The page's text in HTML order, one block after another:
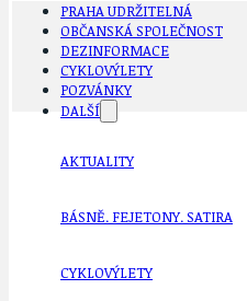
PRAHA UDRŽITELNÁ
OBČANSKÁ SPOLEČNOST
DEZINFORMACE
CYKLOVÝLETY
POZVÁNKY
DALŠÍ
AKTUALITY
BÁSNĚ. FEJETONY. SATIRA
CYKLOVÝLETY